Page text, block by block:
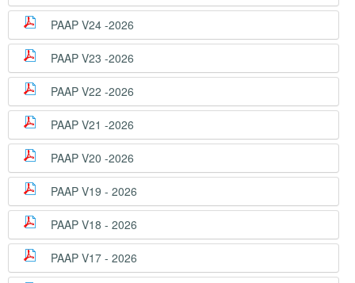
PAAP V24 -2026
PAAP V23 -2026
PAAP V22 -2026
PAAP V21 -2026
PAAP V20 -2026
PAAP V19 - 2026
PAAP V18 - 2026
PAAP V17 - 2026